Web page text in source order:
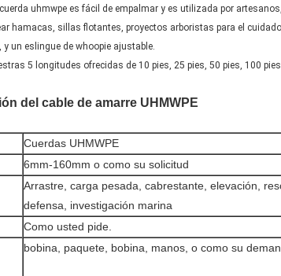
uhmwpe es fácil de empalmar y es utilizada por
hamacas, sillas flotantes, proyectos arboristas para el
y un eslingue de whoopie ajustable.
5 longitudes ofrecidas de 10 pies, 25 pies, 50 pies, 100
del cable de amarre UHMWPE
Cuerdas UHMWPE
6mm-160mm o como su solicitud
Arrastre, carga pesada, cabrestante, elevación,
defensa, investigación marina
Como usted pide.
bobina, paquete, bobina, manos, o como su